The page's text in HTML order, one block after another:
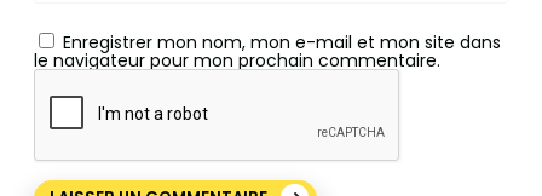
Enregistrer mon nom, mon e-mail et mon site dans
le navigateur pour mon prochain commentaire.